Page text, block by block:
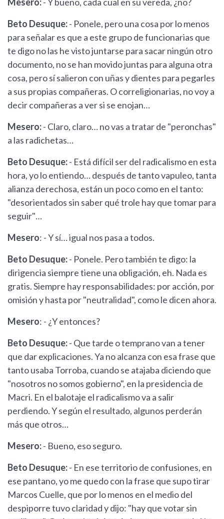
Mesero:- Y bueno, cada cual en su vereda, ¿no?
Beto Desuque:- Ponele, pero una cosa por lo menos
para señalar es que a este grupo de funcionarias que
te digo no las he visto juntarse para sacar ningún otro
documento, no se han movido juntas para alguna otra
cosa, pero sí salieron con uñas y dientes para pegarles
a sus propias compañeras. O correligionarias, no voy a
decir compañeras a ver si se enojan…
Mesero:- Claro, claro… no vas a tratar de "peronchas"
a las radichetas…
Beto Desuque:- Está difícil ser del radicalismo en esta
hora, yo lo entiendo… después de tanto vapuleo, tanta
alianza derechosa, están un poco como en el tanto:
"desorientados sin saber qué trole hay que tomar para
seguir"…
Mesero: - Y sí… igual nos pasa a todos.
Beto Desuque:- Ponele. Pero también te digo: la
dirigencia siempre tiene una obligación, eh. Nada es
gratis. Siempre hay responsabilidades: por acción, por
omisión y hasta por "neutralidad", como le dicen ahora.
Mesero: - ¿Y entonces?
Beto Desuque:- Que tarde o temprano van a tener
que dar explicaciones. Ya no alcanza con esa frase que
tanto usaba Torroba, cuando se atajaba diciendo que
"nosotros no somos gobierno", en la presidencia de
Macri. En el balotaje el radicalismo va a salir
perdiendo. Y según el resultado, algunos perderán
más que otros…
Mesero:- Bueno, eso seguro.
Beto Desuque:- En ese territorio de confusiones, en
ese pantano, yo me quedo con la frase que supo tirar
Marcos Cuelle, que por lo menos en el medio del
despiporre tuvo claridad y dijo: "hay que votar sin